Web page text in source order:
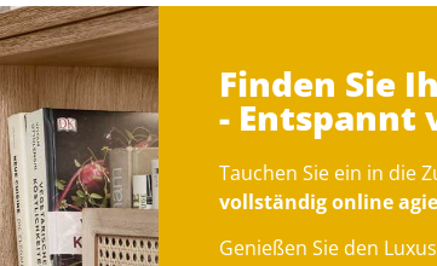
Finden Sie
- Entspannt
Tauchen Sie ein in die
vollständig online
Genießen Sie den